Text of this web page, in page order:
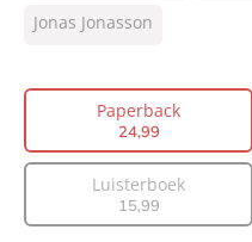
Type:
Vertaler:
Aantal pagina's:
368
Uitgever:
Verschijningsdatum:
25-
Jonas Jonasson
Paperback
24,99
Luisterboek
15,99